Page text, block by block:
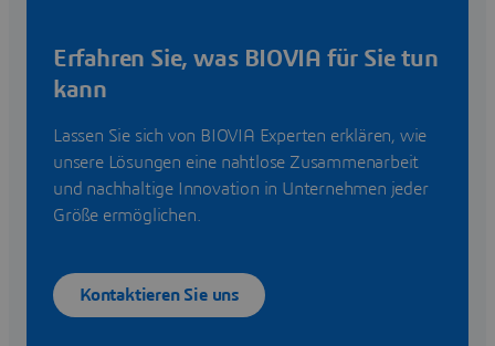
Erfahren Sie, was BIOVIA für Sie tun
kann
Lassen Sie sich von BIOVIA Experten erklären, wie
unsere Lösungen eine nahtlose Zusammenarbeit
und nachhaltige Innovation in Unternehmen jeder
Größe ermöglichen.
Kontaktieren Sie uns